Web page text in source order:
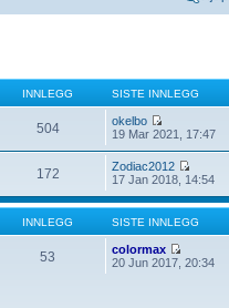
INNLEGG SISTE INNLEGG
504
okelbo
19 Mar 2021, 17:47
172
Zodiac2012
17 Jan 2018, 14:54
INNLEGG SISTE INNLEGG
53
colormax
20 Jun 2017, 20:34